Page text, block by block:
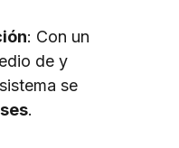
: Con un
de y
se
.